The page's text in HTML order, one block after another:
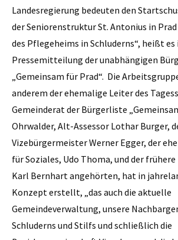
Landesregierung bedeuten den
der Seniorenstruktur St. Antonius in Prad
des Pflegeheims in Schluderns“, heißt es
Pressemitteilung der unabhängigen
„Gemeinsam für Prad“. Die
anderem der ehemalige Leiter des
Gemeinderat der Bürgerliste
Ohrwalder, Alt-Assessor Lothar Burger,
Vizebürgermeister Werner Egger, der
für Soziales, Udo Thoma, und der
Karl Bernhart angehörten, hat in
Konzept erstellt, „das auch die aktuelle
Gemeindeverwaltung, unsere
Schluderns und Stilfs und schließlich die